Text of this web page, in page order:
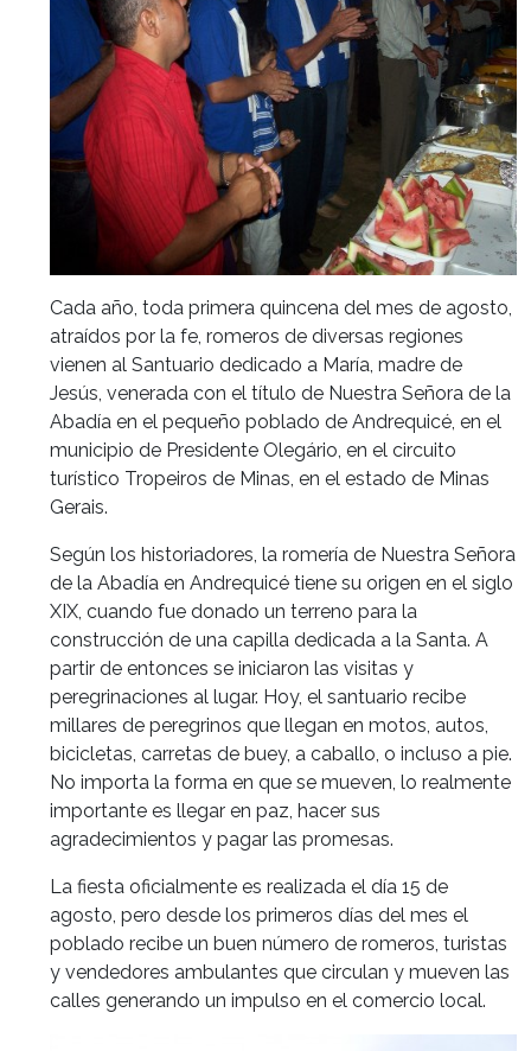
Cada año, toda primera quincena del mes de agosto,
atraídos por la fe, romeros de diversas regiones
vienen al Santuario dedicado a María, madre de
Jesús, venerada con el título de Nuestra Señora de la
Abadía en el pequeño poblado de Andrequicé, en el
municipio de Presidente Olegário, en el circuito
turístico Tropeiros de Minas, en el estado de Minas
Gerais.
Según los historiadores, la romería de Nuestra Señora
de la Abadía en Andrequicé tiene su origen en el siglo
XIX, cuando fue donado un terreno para la
construcción de una capilla dedicada a la Santa. A
partir de entonces se iniciaron las visitas y
peregrinaciones al lugar. Hoy, el santuario recibe
millares de peregrinos que llegan en motos, autos,
bicicletas, carretas de buey, a caballo, o incluso a pie.
No importa la forma en que se mueven, lo realmente
importante es llegar en paz, hacer sus
agradecimientos y pagar las promesas.
La fiesta oficialmente es realizada el día 15 de
agosto, pero desde los primeros días del mes el
poblado recibe un buen número de romeros, turistas
y vendedores ambulantes que circulan y mueven las
calles generando un impulso en el comercio local.